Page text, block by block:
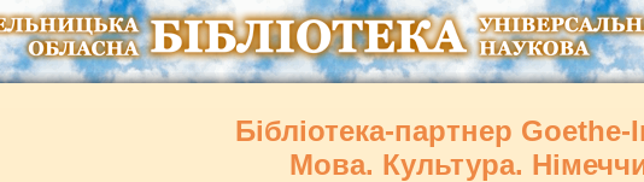
Бібліотека-партнер
Мова. Культура.